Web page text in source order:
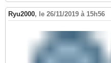
Ryu2000, le 26/11/2019 à 15h56